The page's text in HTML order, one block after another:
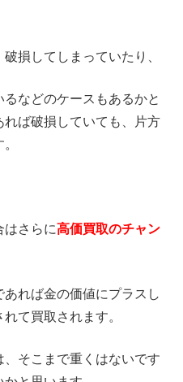
損してしまっていたり、
などのケースもあるかと
ば破損していても、片方
はさらに高価買取のチャン
れば金の価値にプラスし
て買取されます。
そこまで重くはないです